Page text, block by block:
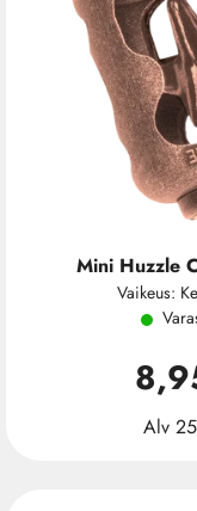
Mini Huzzle
Vaikeus:
Alv